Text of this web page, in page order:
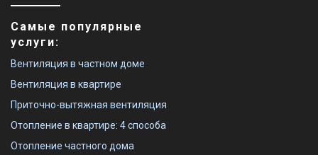
Самые популярные
услуги:
Вентиляция в частном доме
Вентиляция в квартире
Приточно-вытяжная вентиляция
Отопление в квартире: 4 способа
Отопление частного дома